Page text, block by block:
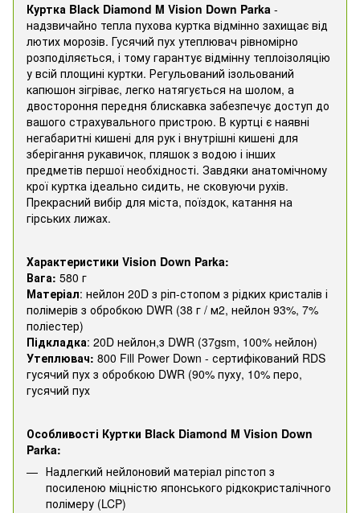
Куртка Black Diamond M Vision Down Parka -
надзвичайно тепла пухова куртка відмінно захищає від
лютих морозів. Гусячий пух утеплювач рівномірно
розподіляється, і тому гарантує відмінну теплоізоляцію
у всій площині куртки. Регульований ізольований
капюшон зігріває, легко натягується на шолом, а
двостороння передня блискавка забезпечує доступ до
вашого страхувального пристрою. В куртці є наявні
негабаритні кишені для рук і внутрішні кишені для
зберігання рукавичок, пляшок з водою і інших
предметів першої необхідності. Завдяки анатомічному
крої куртка ідеально сидить, не сковуючи рухів.
Прекрасний вибір для міста, поїздок, катання на
гірських лижах.
Характеристики Vision Down Parka:
Вага: 580 г
Матеріал: нейлон 20D з ріп-стопом з рідких кристалів і
полімерів з обробкою DWR (38 г / м2, нейлон 93%, 7%
поліестер)
Підкладка: 20D нейлон,з DWR (37gsm, 100% нейлон)
Утеплювач: 800 Fill Power Down - сертифікований RDS
гусячий пух з обробкою DWR (90% пуху, 10% перо,
гусячий пух
Особливості Куртки Black Diamond M Vision Down
Parka:
Надлегкий нейлоновий матеріал ріпстоп з
посиленою міцністю японського рідкокристалічного
полімеру (LCP)